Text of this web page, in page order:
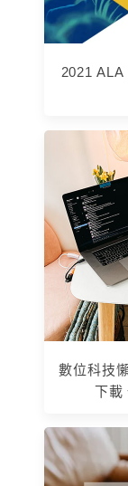
2021
數位科技
下載